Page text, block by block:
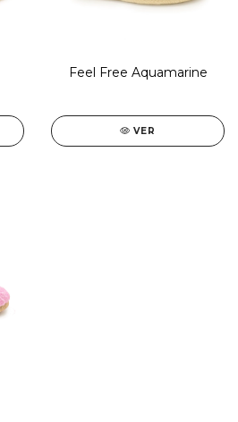
Feel Free Aquamarine
VER